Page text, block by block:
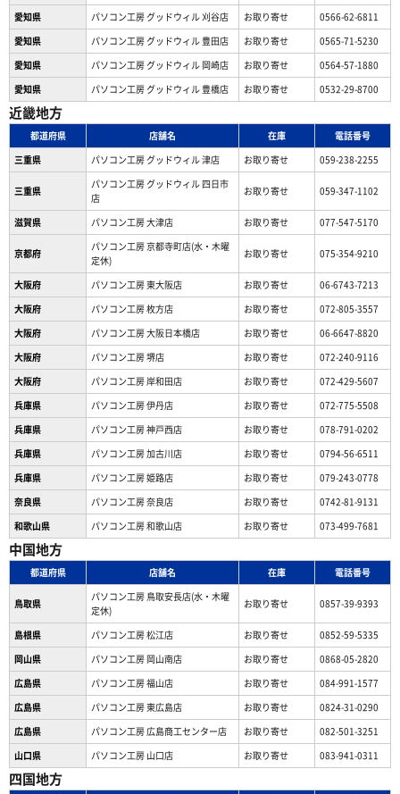
愛知県 パソコン工房 グッドウィル 刈谷店 お取り寄せ
0566-62-6811
愛知県
パソコン工房 グッドウィル 豊田店 お取り寄せ
0565-71-5230
愛知県
パソコン工房 グッドウィル 岡崎店 お取り寄せ
0564-57-1880
愛知県
パソコン工房 グッドウィル 豊橋店 お取り寄せ 0532-29-8700
近畿地方
都道府県 店舗名 在庫
電話番号
三重県
パソコン工房 グッドウィル 津店 お取り寄せ 059-238-2255
三重県
パソコン工房 グッドウィル 四日市
店
お取り寄せ 059-347-1102
滋賀県 パソコン工房 大津店 お取り寄せ 077-547-5170
京都府
パソコン工房 京都寺町店(水・木曜
定休)
お取り寄せ 075-354-9210
大阪府 パソコン工房 東大阪店 お取り寄せ
06-6743-7213
大阪府
パソコン工房 枚方店 お取り寄せ
072-805-3557
大阪府
パソコン工房 大阪日本橋店 お取り寄せ
06-6647-8820
大阪府
パソコン工房 堺店 お取り寄せ
072-240-9116
大阪府
パソコン工房 岸和田店 お取り寄せ
072-429-5607
兵庫県
パソコン工房 伊丹店 お取り寄せ
072-775-5508
兵庫県
パソコン工房 神戸西店 お取り寄せ
078-791-0202
兵庫県
パソコン工房 加古川店 お取り寄せ
0794-56-6511
兵庫県
パソコン工房 姫路店 お取り寄せ
079-243-0778
奈良県
パソコン工房 奈良店 お取り寄せ
0742-81-9131
和歌山県
パソコン工房 和歌山店 お取り寄せ 073-499-7681
中国地方
都道府県 店舗名 在庫 電話番号
鳥取県
パソコン工房 鳥取安長店(水・木曜
定休)
お取り寄せ 0857-39-9393
島根県 パソコン工房 松江店 お取り寄せ
0852-59-5335
岡山県
パソコン工房 岡山南店 お取り寄せ
0868-05-2820
広島県
パソコン工房 福山店 お取り寄せ
084-991-1577
広島県
パソコン工房 東広島店 お取り寄せ
0824-31-0290
広島県
パソコン工房 広島商工センター店 お取り寄せ
082-501-3251
山口県
パソコン工房 山口店 お取り寄せ 083-941-0311
四国地方